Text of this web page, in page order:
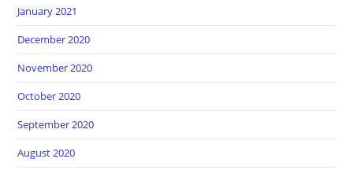
January 2021
December 2020
November 2020
October 2020
September 2020
August 2020